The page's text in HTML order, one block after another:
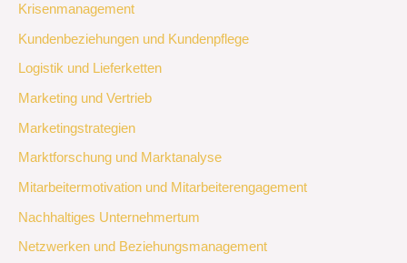
Krisenmanagement
Kundenbeziehungen und Kundenpflege
Logistik und Lieferketten
Marketing und Vertrieb
Marketingstrategien
Marktforschung und Marktanalyse
Mitarbeitermotivation und Mitarbeiterengagement
Nachhaltiges Unternehmertum
Netzwerken und Beziehungsmanagement